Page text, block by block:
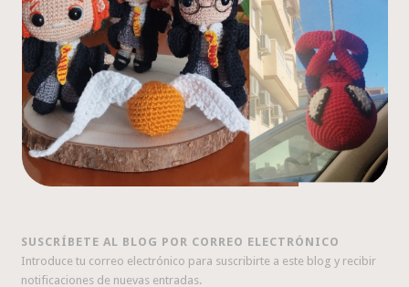
SUSCRÍBETE AL BLOG POR CORREO ELECTRÓNICO
Introduce tu correo electrónico para suscribirte a este blog y recibir
notificaciones de nuevas entradas.